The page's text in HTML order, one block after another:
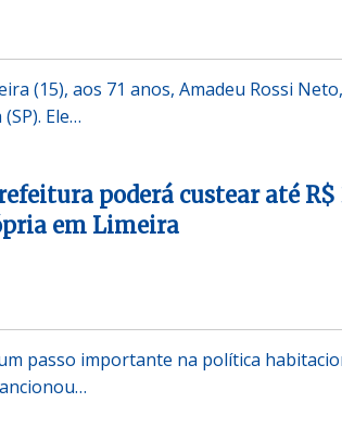
(15), aos 71 anos, Amadeu Rossi
Ele…
poderá custear até R$
em Limeira
passo importante na política